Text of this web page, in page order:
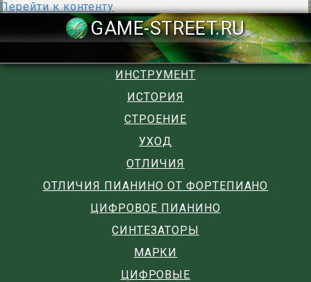
Перейти к контенту
GAME-
ИНСТРУМЕНТ
ИСТОРИЯ
СТРОЕНИЕ
УХОД
ОТЛИЧИЯ
ОТЛИЧИЯ ПИАНИНО ОТ ФОРТЕПИАНО
ЦИФРОВОЕ ПИАНИНО
СИНТЕЗАТОРЫ
МАРКИ
ЦИФРОВЫЕ